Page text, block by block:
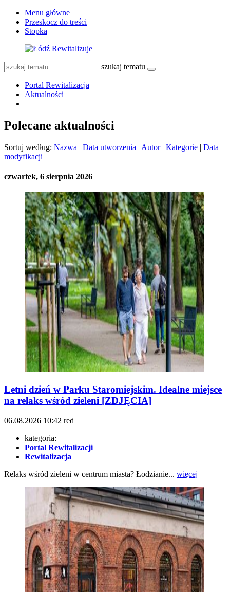
Menu główne
Przeskocz do treści
Stopka
szukaj tematu
Portal Rewitalizacja
Aktualności
Polecane aktualności
Sortuj według: Nazwa | Data utworzenia | Autor | Kategorie | Data
modyfikacji
czwartek, 6 sierpnia 2026
Letni dzień w Parku Staromiejskim. Idealne miejsce
na relaks wśród zieleni [ZDJĘCIA]
06.08.2026 10:42 red
kategoria:
Portal Rewitalizacji
Rewitalizacja
Relaks wśród zieleni w centrum miasta? Łodzianie... więcej